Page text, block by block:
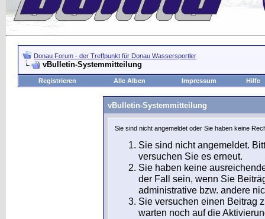
Donau Forum - der Treffpunkt für Donau Wassersportler
vBulletin-Systemmitteilung
Registrieren Alle Alben Impressum Hilfe
vBulletin-Systemmitteilung
Sie sind nicht angemeldet oder Sie haben keine
Sie sind nicht angemeldet.
versuchen Sie es erneut.
Sie haben keine
der Fall sein, wenn Sie
administrative bzw. andere
Sie versuchen einen Beitrag
warten noch auf die